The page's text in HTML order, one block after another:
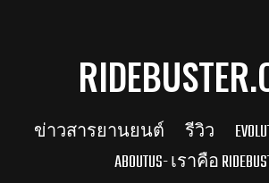
ข่าวสารยานยนต์ รีวิว
ABOUTUS- เราคือ